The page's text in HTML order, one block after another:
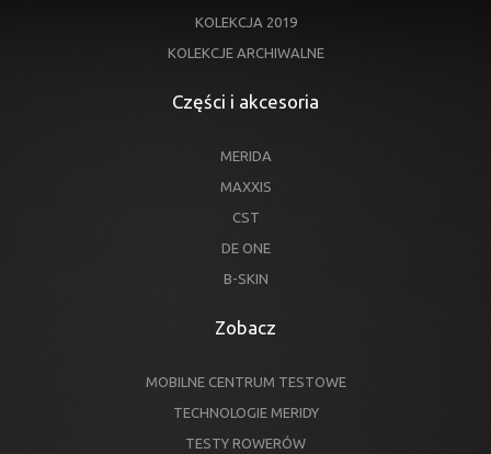
KOLEKCJA 2019
KOLEKCJE ARCHIWALNE
Części i akcesoria
MERIDA
MAXXIS
CST
DE ONE
B-SKIN
Zobacz
MOBILNE CENTRUM TESTOWE
TECHNOLOGIE MERIDY
TESTY ROWERÓW